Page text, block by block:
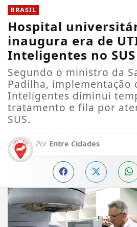
BRASIL
Hospital
inaugura era de
Inteligentes no SUS
Segundo o ministro da
Padilha, implementação
Inteligentes diminui
tratamento e fila por
SUS.
Por Entre Cidades